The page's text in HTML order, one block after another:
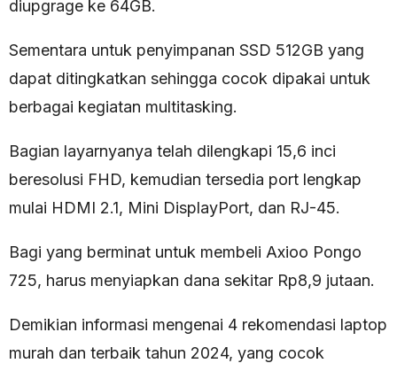
diupgrage ke 64GB.
Sementara untuk penyimpanan SSD 512GB yang
dapat ditingkatkan sehingga cocok dipakai untuk
berbagai kegiatan multitasking.
Bagian layarnyanya telah dilengkapi 15,6 inci
beresolusi FHD, kemudian tersedia port lengkap
mulai HDMI 2.1, Mini DisplayPort, dan RJ-45.
Bagi yang berminat untuk membeli Axioo Pongo
725, harus menyiapkan dana sekitar Rp8,9 jutaan.
Demikian informasi mengenai 4 rekomendasi laptop
murah dan terbaik tahun 2024, yang cocok